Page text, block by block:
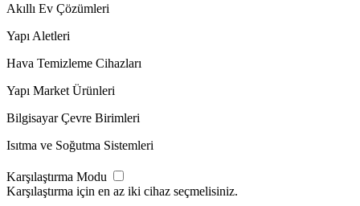
Akıllı Ev Çözümleri
Yapı Aletleri
Hava Temizleme Cihazları
Yapı Market Ürünleri
Bilgisayar Çevre Birimleri
Isıtma ve Soğutma Sistemleri
Karşılaştırma Modu
Karşılaştırma için en az iki cihaz seçmelisiniz.